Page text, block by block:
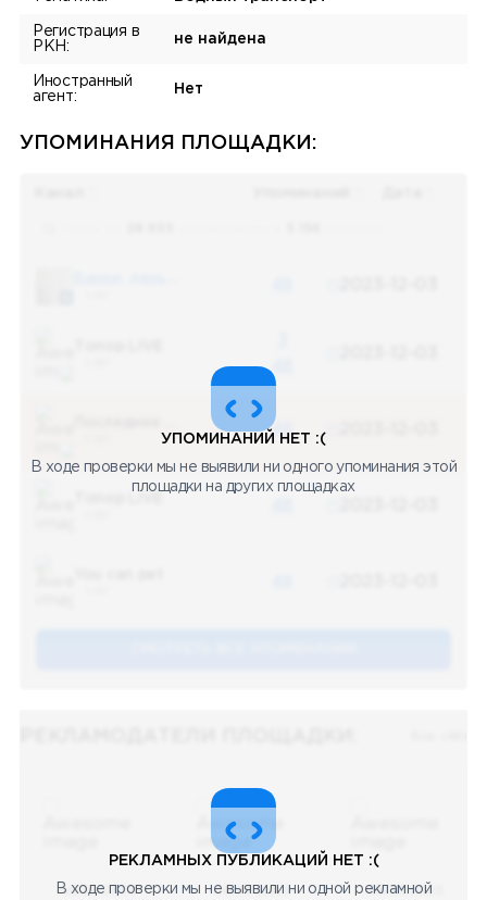
Регистрация в
РКН:
не найдена
Иностранный
агент:
Нет
УПОМИНАНИЯ ПЛОЩАДКИ:
48
48
УПОМИНАНИЙ НЕТ :(
В ходе проверки мы не выявили ни одного упоминания этой
площадки на других площадках
08.05.2023
08.05.2023
08.05.2023
РЕКЛАМНЫХ ПУБЛИКАЦИЙ НЕТ :(
В ходе проверки мы не выявили ни одной рекламной